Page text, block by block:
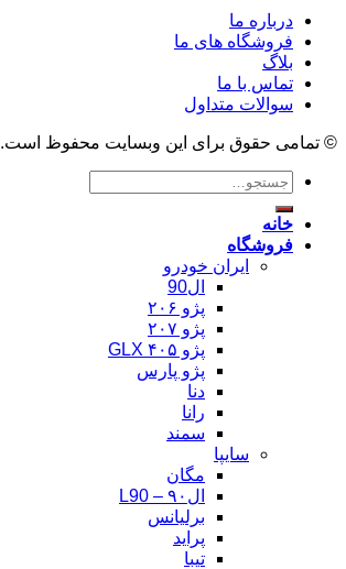
درباره ما
فروشگاه های ما
بلاگ
تماس با ما
سوالات متداول
© تمامی حقوق برای این وبسایت محفوظ است.
جستجو
خانه
فروشگاه
ایران خودرو
ال90
پژو ۲۰۶
پژو ۲۰۷
پژو ۴۰۵ GLX
پژو پارس
دنا
رانا
سمند
سایپا
مگان
ال۹۰ – L90
برلیانس
پراید
تیبا